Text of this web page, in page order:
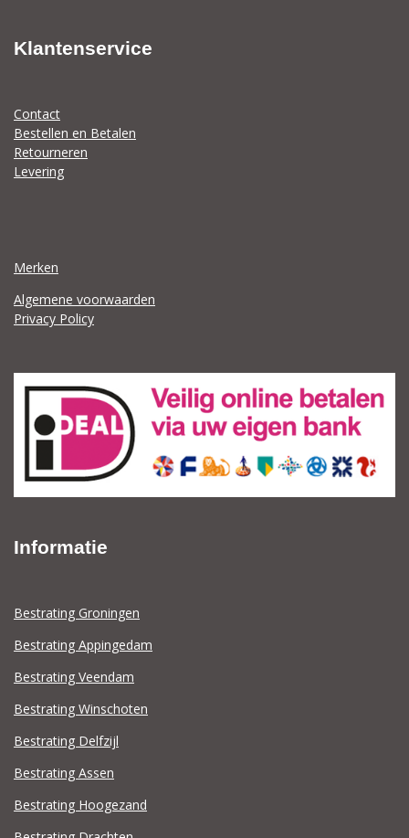
Klantenservice
Contact
Bestellen en Betalen
Retourneren
Levering
Merken
Algemene voorwaarden
Privacy Policy
Informatie
Bestrating Groningen
Bestrating Appingedam
Bestrating Veendam
Bestrating Winschoten
Bestrating Delfzijl
Bestrating Assen
Bestrating Hoogezand